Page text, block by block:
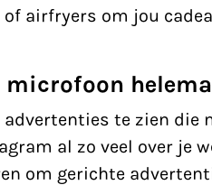
airfryers om jou
microfoon
advertenties te zien die
al zo veel over je
om gerichte